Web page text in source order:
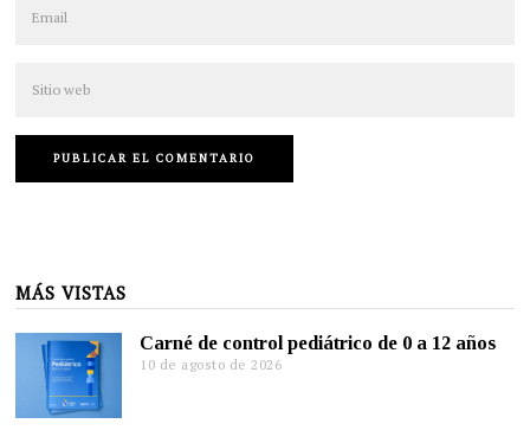
MÁS VISTAS
Carné de control pediátrico de 0 a 12 años
10 de agosto de 2026